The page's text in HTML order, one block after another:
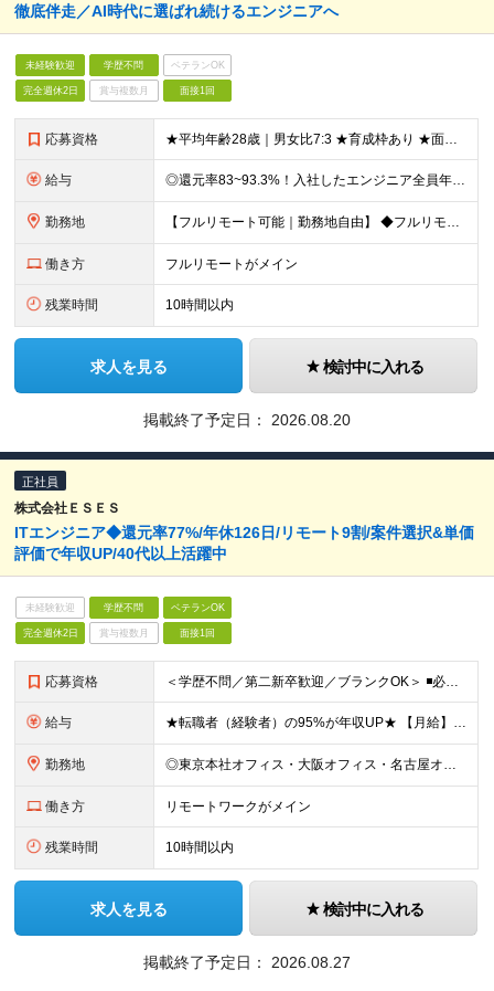
徹底伴走／AI時代に選ばれ続けるエンジニアへ
未経験歓迎 学歴不問 ベテランOK
完全週休2日 賞与複数月 面接1回
応募資格 ★平均年齢28歳｜男女比7:3 ★育成枠あり ★面接1回スピード選考 ★20代～30代活躍中 ★学歴不問 ＼日常的にAIを活用している方は大歓迎！／ ◎経験者 何らかの開発・設計構築の経験をお持ち
給与 ◎還元率83~93.3%！入社したエンジニア全員年収UP（平均160万円UP/平均月給45万円） ◎上昇還元率制・単価連動型⇒会社利益は最大10万円！残り全てを還元 ◎平均月単価は67万円 月給40
勤務地 【フルリモート可能｜勤務地自由】 ◆フルリモート多数！全国どこでも、好きな場所で働ける ◆UIターン歓迎！転勤なし ◆リモートワーク／出社も自由に選べる 【本社】 〒155-0032 東京都世田谷区
働き方 フルリモートがメイン
残業時間 10時間以内
求人を見る 検討中に入れる
掲載終了予定日： 2026.08.20
正社員
株式会社ＥＳＥＳ
ITエンジニア◆還元率77%/年休126日/リモート9割/案件選択&単価
評価で年収UP/40代以上活躍中
未経験歓迎 学歴不問 ベテランOK
完全週休2日 賞与複数月 面接1回
応募資格 ＜学歴不問／第二新卒歓迎／ブランクOK＞ ◾️必須スキル IT業界での何らかの実務経験が3年以上ある方 ◎担当フェーズ・使用言語・開発環境・経験年数・雇用形態などは一切問いません！ ◎ブランクがある
給与 ★転職者（経験者）の95%が年収UP★ 【月給】 月給35万円～80万円（みなし残業代含む） ※みなし残業代（月30時間分／66,465円～151,899円）を含む。超過分は追加支給。 ※経験・能力
勤務地 ◎東京本社オフィス・大阪オフィス・名古屋オフィス・福岡オフィス ◎首都圏・関西圏・名古屋・福岡のクライアント先 ※希望を考慮いたします。 ※会社都合の転勤はありません（100％エンジニアに選択権があ
働き方 リモートワークがメイン
残業時間 10時間以内
求人を見る 検討中に入れる
掲載終了予定日： 2026.08.27